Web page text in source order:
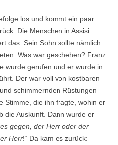
los und kommt ein paar
Die Menschen in Assisi
das. Sein Sohn sollte nämlich
Was war geschehen? Franz
wurde gerufen und er wurde in
Der war voll von kostbaren
schimmernden Rüstungen
Stimme, die ihn fragte, wohin er
die Auskunft. Dann wurde er
gegen, der Herr oder der
Herr!“ Da kam es zurück: